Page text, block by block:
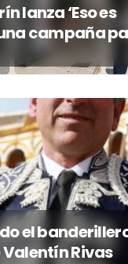
lanza ‘Eso es
campaña
los valores del
allá del ruedo
el
Valentín Rivas